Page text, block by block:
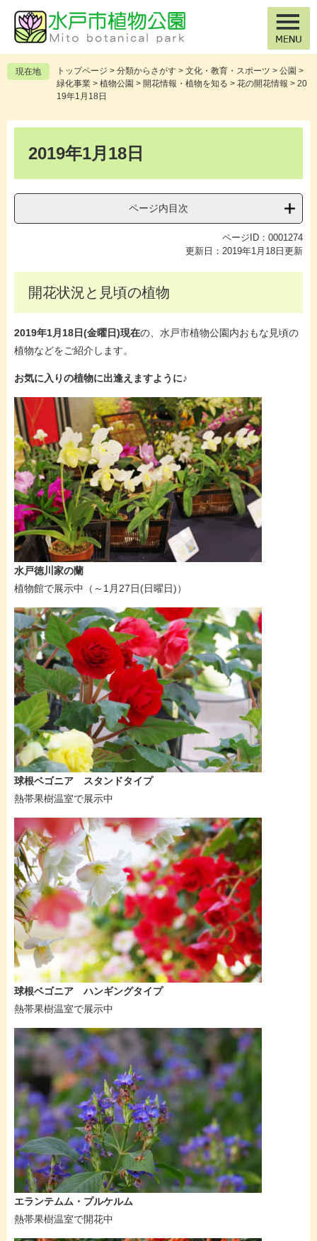
の
先
頭
ー
を
飛
現在地 トップページ > 分類からさがす > 文化・教育・スポーツ > 公園 >
緑化事業 > 植物公園 > 開花情報・植物を知る > 花の開花情報 > 20
19年1月18日
2019年1月18日
ページ内目次
ページID：0001274
更新日：2019年1月18日更新
開花状況と見頃の植物
2019年1月18日(金曜日)現在の、水戸市植物公園内おもな見頃の
植物などをご紹介します。
お気に入りの植物に出逢えますように♪
水戸徳川家の蘭
植物館で展示中（～1月27日(日曜日)）
球根ベゴニア スタンドタイプ
熱帯果樹温室で展示中
球根ベゴニア ハンギングタイプ
熱帯果樹温室で展示中
エランテムム・プルケルム
熱帯果樹温室で開花中